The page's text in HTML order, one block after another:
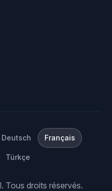
Deutsch Français
Türkçe
Tous droits réservés.